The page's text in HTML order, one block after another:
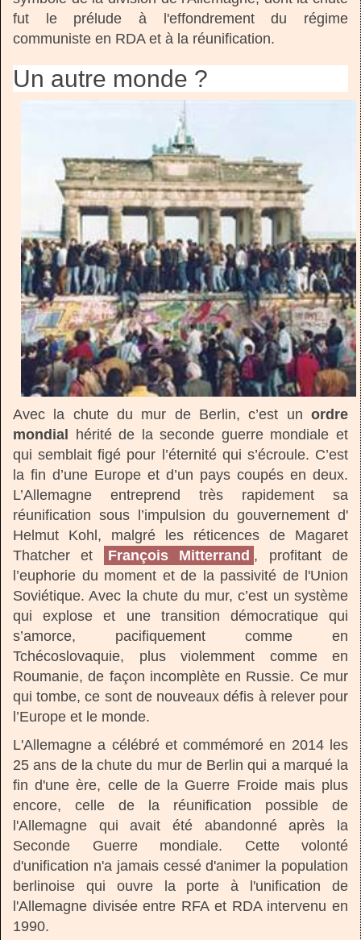
fut le prélude à l'effondrement du régime
communiste en RDA et à la réunification.
Un autre monde ?
Avec la chute du mur de Berlin, c’est un ordre
mondial
hérité de la seconde guerre mondiale et
qui semblait figé pour l’éternité qui s’écroule. C’est
la fin d’une Europe et d’un pays coupés en deux.
L’Allemagne entreprend très rapidement sa
réunification sous l’impulsion du gouvernement d'
Helmut Kohl, malgré les réticences de Magaret
Thatcher et
François Mitterrand , profitant de
l’euphorie du moment et de la passivité de l'Union
Soviétique. Avec la chute du mur, c’est un système
qui explose et une transition démocratique qui
s’amorce, pacifiquement comme en
Tchécoslovaquie, plus violemment comme en
Roumanie, de façon incomplète en Russie. Ce mur
qui tombe, ce sont de nouveaux défis à relever pour
l’Europe et le monde.
L'Allemagne a célébré et commémoré en 2014 les
25 ans de la chute du mur de Berlin qui a marqué la
fin d'une ère, celle de la Guerre Froide mais plus
encore, celle de la réunification possible de
l'Allemagne qui avait été abandonné après la
Seconde Guerre mondiale. Cette volonté
d'unification n'a jamais cessé d'animer la population
berlinoise qui ouvre la porte à l'unification de
l'Allemagne divisée entre RFA et RDA intervenu en
1990.